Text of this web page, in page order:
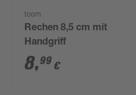
toom
Rechen 8,5 cm mit
Handgriff
8,99 €